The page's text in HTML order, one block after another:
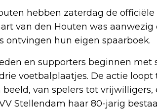
hebben zaterdag de
van den Houten was
ontvingen hun eigen spaarboek.
en supporters beginnen met
voetbalplaatjes. De actie loopt
van spelers tot vrijwilligers,
Stellendam haar 80-jarig